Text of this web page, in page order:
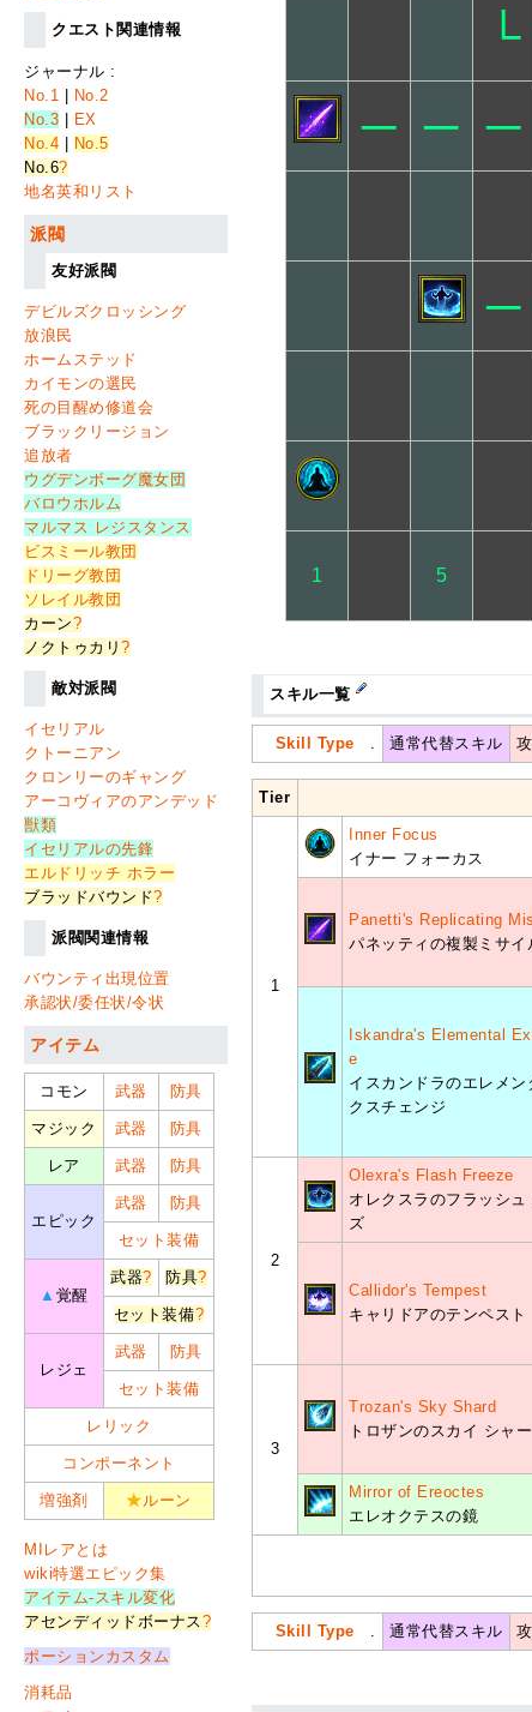
1 5
└
─ ─ ─
─
スキル一覧
Skill Type . 通常代替スキル
Tier
1
Inner Focus
イナー フォーカス
Panetti's Replicating
パネッティの複製ミサイ
Iskandra's Elemental
e
イスカンドラのエレメン
クスチェンジ
2
Olexra's Flash Freeze
オレクスラのフラッシュ
ズ
Callidor's Tempest
キャリドアのテンペスト
3
Trozan's Sky Shard
トロザンのスカイ シャ
Mirror of Ereoctes
エレオクテスの鏡
Skill Type . 通常代替スキル
クエスト関連情報
ジャーナル :
No.1 | No.2
No.3 | EX
No.4 | No.5
No.6?
地名英和リスト
派閥
友好派閥
デビルズクロッシング
放浪民
ホームステッド
カイモンの選民
死の目醒め修道会
ブラックリージョン
追放者
ウグデンボーグ魔女団
バロウホルム
マルマス レジスタンス
ビスミール教団
ドリーグ教団
ソレイル教団
カーン?
ノクトゥカリ?
敵対派閥
イセリアル
クトーニアン
クロンリーのギャング
アーコヴィアのアンデッド
獣類
イセリアルの先鋒
エルドリッチ ホラー
ブラッドバウンド?
派閥関連情報
バウンティ出現位置
承認状/委任状/令状
アイテム
コモン 武器 防具
マジック 武器 防具
レア 武器 防具
エピック
武器 防具
セット装備
▲ 覚醒
武器? 防具?
セット装備?
レジェ
武器 防具
セット装備
レリック
コンポーネント
増強剤 ★ ルーン
MIレアとは
wiki特選エピック集
アイテム-スキル変化
アセンディッドボーナス?
ポーションカスタム
消耗品